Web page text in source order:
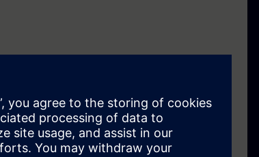
seguridad con PLC SIMATIC, conociendo las bases
integración de